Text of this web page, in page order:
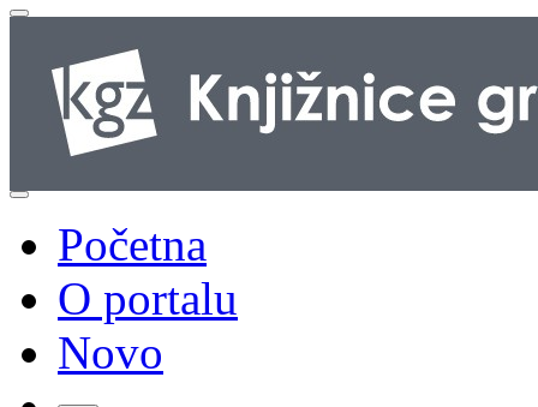
Početna
O portalu
Novo